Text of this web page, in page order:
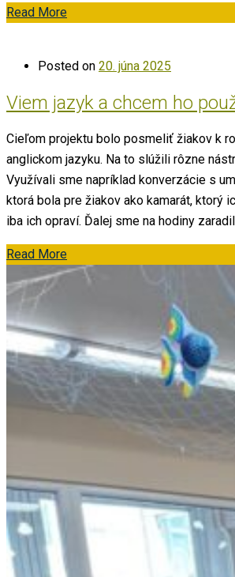
Read More
Posted on 20. júna 2025
Viem jazyk a chcem ho
Cieľom projektu bolo posmeliť žiakov k
anglickom jazyku. Na to slúžili rôzne
Využívali sme napríklad konverzácie s
ktorá bola pre žiakov ako kamarát, ktorý
iba ich opraví. Ďalej sme na hodiny
Read More